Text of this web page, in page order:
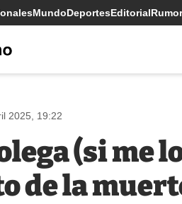
MundoDeportesEditorial
2025, 19:22
(si me
de la